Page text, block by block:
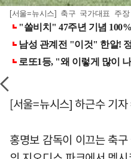
[서울=뉴시스] 축구 국가대표 주
[서울=뉴시스] 하근수 기
홍명보 감독이 이끄는 축